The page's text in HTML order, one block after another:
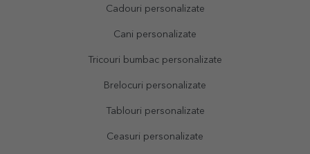
Cadouri personalizate
Cani personalizate
Tricouri bumbac personalizate
Brelocuri personalizate
Tablouri personalizate
Ceasuri personalizate